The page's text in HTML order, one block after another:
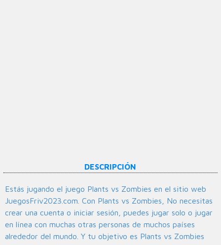
DESCRIPCIÓN
Estás jugando el juego Plants vs Zombies en el sitio web
JuegosFriv2023.com. Con Plants vs Zombies, No necesitas
crear una cuenta o iniciar sesión, puedes jugar solo o jugar
en línea con muchas otras personas de muchos países
alrededor del mundo. Y tu objetivo es Plants vs Zombies